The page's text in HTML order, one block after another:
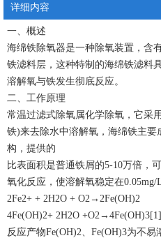
详细内容
一、概述
海绵铁除氧器是一种除氧装置，含
铁滤料层，这种特制的海绵铁滤料
溶解氧与铁发生彻底反应。
二、工作原理
常温过滤式除氧属化学除氧，它采
铁)来去除水中溶解氧，海绵铁主
构，提供的
比表面积是普通铁屑的5-10万倍，
氧化反应，使溶解氧稳定在0.05mg/
2Fe2+ + 2H2O + O2→2Fe(OH)2
4Fe(OH)2+ 2H2O +O2→4Fe(OH)3[1]
反应产物Fe(OH)2、Fe(OH)3为不